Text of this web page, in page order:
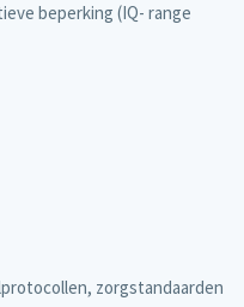
beperking (IQ- range
zorgstandaarden